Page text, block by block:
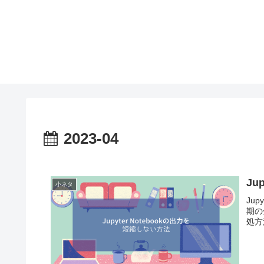
2023-04
小ネタ
期
処